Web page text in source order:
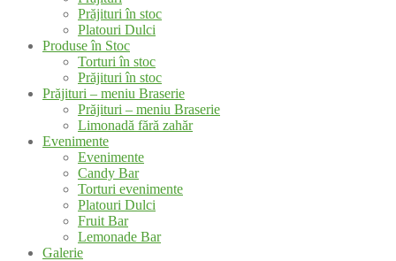
Prăjituri în stoc
Platouri Dulci
Produse în Stoc
Torturi în stoc
Prăjituri în stoc
Prăjituri – meniu Braserie
Prăjituri – meniu Braserie
Limonadă fără zahăr
Evenimente
Evenimente
Candy Bar
Torturi evenimente
Platouri Dulci
Fruit Bar
Lemonade Bar
Galerie